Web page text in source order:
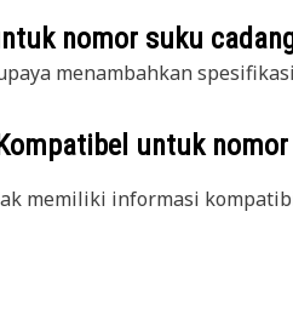
nomor suku
menambahkan
untuk
memiliki informasi